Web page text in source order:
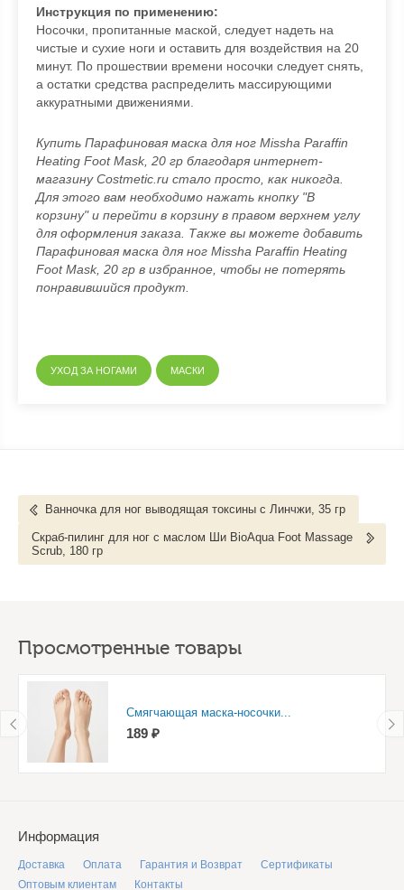
Инструкция по применению:
Носочки, пропитанные маской, следует надеть на
чистые и сухие ноги и оставить для воздействия на 20
минут. По прошествии времени носочки следует снять,
а остатки средства распределить массирующими
аккуратными движениями.
Купить Парафиновая маска для ног Missha Paraffin
Heating Foot Mask, 20 гр благодаря интернет-
магазину Costmetic.ru стало просто, как никогда.
Для этого вам необходимо нажать кнопку "В
корзину" и перейти в корзину в правом верхнем углу
для оформления заказа. Также вы можете добавить
Парафиновая маска для ног Missha Paraffin Heating
Foot Mask, 20 гр в избранное, чтобы не потерять
понравившийся продукт.
УХОД ЗА НОГАМИ МАСКИ
Ванночка для ног выводящая токсины с Линчжи, 35 гр
Скраб-пилинг для ног с маслом Ши BioAqua Foot Massage
Scrub, 180 гр
Просмотренные товары
Смягчающая маска-носочки...
189 ₽
Информация
Доставка Оплата Гарантия и Возврат
Сертификаты
Оптовым клиентам
Контакты